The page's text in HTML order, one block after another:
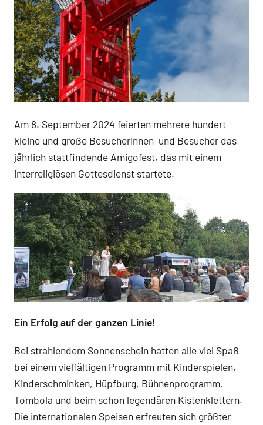
Am 8. September 2024 feierten mehrere hundert
kleine und große Besucherinnen und Besucher das
jährlich stattfindende Amigofest, das mit einem
interreligiösen Gottesdienst startete.
Ein Erfolg auf der ganzen Linie!
Bei strahlendem Sonnenschein hatten alle viel Spaß
bei einem vielfältigen Programm mit Kinderspielen,
Kinderschminken, Hüpfburg, Bühnenprogramm,
Tombola und beim schon legendären Kistenklettern.
Die internationalen Speisen erfreuten sich größter